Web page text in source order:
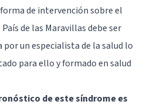
de intervención sobre el
de las Maravillas debe ser
por un especialista de la salud lo
para ello y formado en salud
de este síndrome es